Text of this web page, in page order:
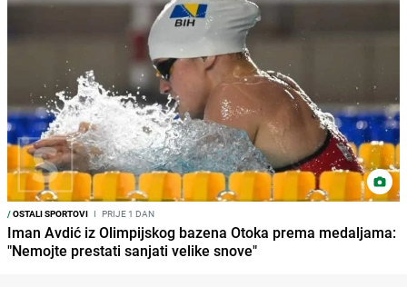
/OSTALI SPORTOVI I PRIJE 1 DAN
Iman Avdić iz Olimpijskog bazena Otoka prema medaljama:
"Nemojte prestati sanjati velike snove"